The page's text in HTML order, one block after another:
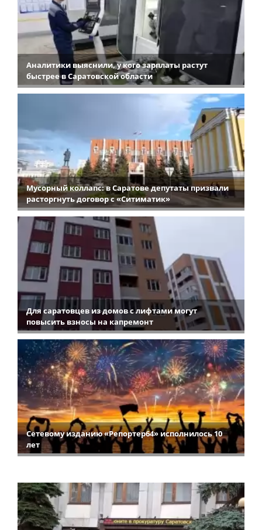
Аналитики выяснили, у кого зарплаты растут
быстрее в Саратовской области
Мусорный коллапс: в Саратове депутаты призвали
расторгнуть договор с «Ситиматик»
Для саратовцев из домов с лифтами могут
повысить взносы на капремонт
Сетевому изданию «Репортер64» исполнилось 10
лет